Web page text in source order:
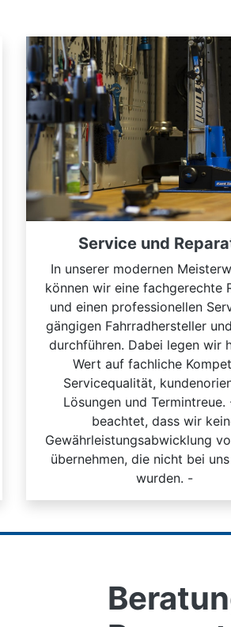
Service und
In unserer modernen
können wir eine fachgerechte
und einen professionellen
gängigen Fahrradhersteller
durchführen. Dabei legen wir
Wert auf fachliche
Servicequalität,
Lösungen und
beachtet, dass wir
Gewährleistungsabwicklung
übernehmen, die nicht bei
wurden. -